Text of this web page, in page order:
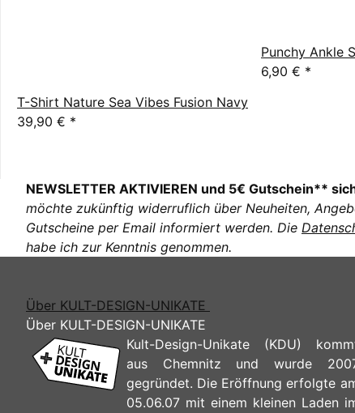
T-Shirt Nature Sea Vibes Fusion Navy
39,90 € *
Punchy Ankle
6,90 € *
NEWSLETTER AKTIVIEREN und 5€ Gutschein**
möchte zukünftig widerruflich über Neuheiten,
Gutscheine per Email informiert werden. Die
habe ich zur Kenntnis genommen.
Über KULT-DESIGN-UNIKATE
Über KULT-DESIGN-UNIKATE
Kult-Design-Unikate (KDU)
aus Chemnitz und wurde
gegründet. Die Eröffnung erfolgte
05.06.07 mit einem kleinen Laden